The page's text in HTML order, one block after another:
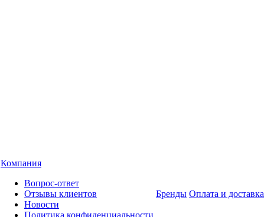
Компания
Вопрос-ответ
Отзывы клиентов
Новости
Политика конфиденциальности
Бренды Оплата и доставка